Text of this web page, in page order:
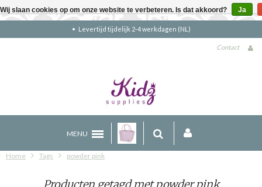
Levertijd tijdelijk 2-4 werkdagen (NL)
Contact
MENU
Home Tags powder pink
Wij slaan cookies op om onze website te verbeteren. Is dat akkoord? Ja